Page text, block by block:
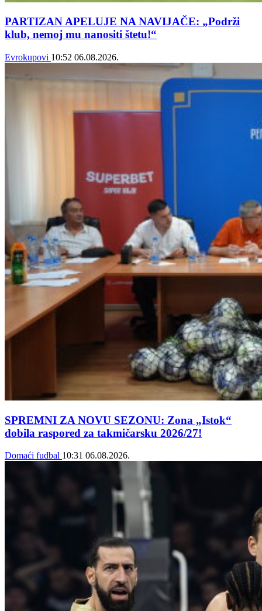
PARTIZAN APELUJE NA NAVIJAČE: „Podrži
klub, nemoj mu nanositi štetu!“
Evrokupovi 10:52 06.08.2026.
SPREMNI ZA NOVU SEZONU: Zona „Istok“
dobila raspored za takmičarsku 2026/27!
Domaći fudbal 10:31 06.08.2026.